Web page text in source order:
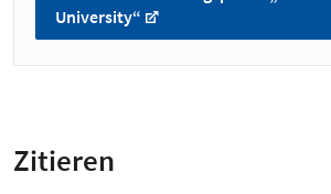
University“
Zitieren